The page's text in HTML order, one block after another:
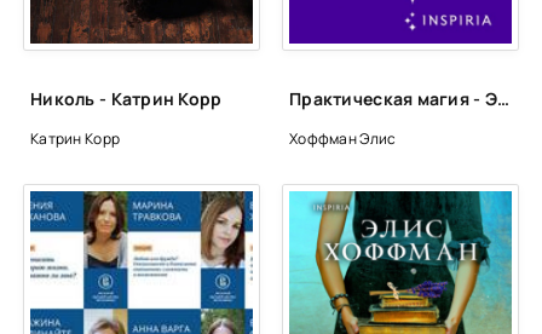
Николь - Катрин Корр
Катрин Корр
Практическая магия - Элис Хоффман
Хоффман Элис